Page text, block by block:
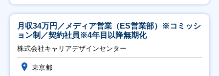
月収34万円／メディア営業（ES営業部）※コミッシ
ョン制／契約社員※4年目以降無期化
株式会社キャリアデザインセンター
東京都